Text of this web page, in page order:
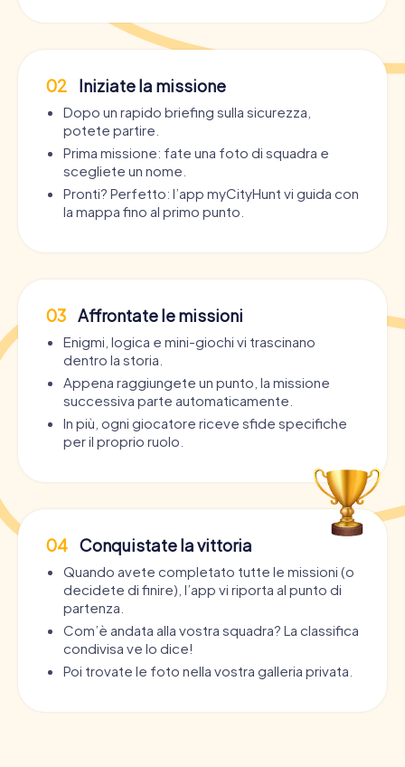
02 Iniziate la missione
Dopo un rapido briefing sulla sicurezza,
potete partire.
Prima missione: fate una foto di squadra e
scegliete un nome.
Pronti? Perfetto: l’app myCityHunt vi guida con
la mappa fino al primo punto.
03 Affrontate le missioni
Enigmi, logica e mini-giochi vi trascinano
dentro la storia.
Appena raggiungete un punto, la missione
successiva parte automaticamente.
In più, ogni giocatore riceve sfide specifiche
per il proprio ruolo.
04 Conquistate la vittoria
Quando avete completato tutte le missioni (o
decidete di finire), l’app vi riporta al punto di
partenza.
Com’è andata alla vostra squadra? La classifica
condivisa ve lo dice!
Poi trovate le foto nella vostra galleria privata.